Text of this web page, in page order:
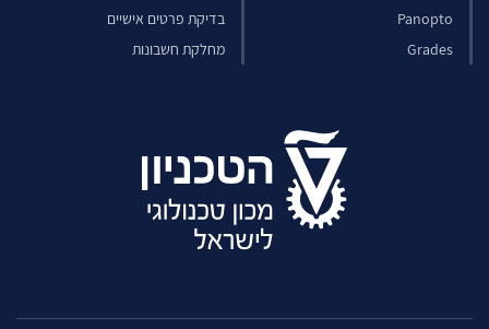
Panopto
Grades
בדיקת פרטים אישיים
מחלקת חשבונות